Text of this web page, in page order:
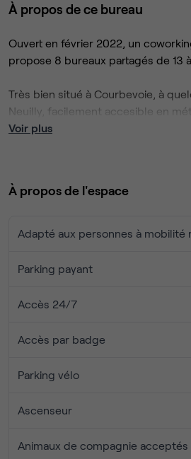
À propos de ce bureau
Ouvert en février 2022, un
propose 8 bureaux partagés de 13
Très bien situé à Courbevoie, à
Neuilly, facilement accesible en
Esplanade de la défense et en
personnes, deux cabines de
cuisine, salle de detente, terrasse
option.
Voir plus
À propos de l'espace
Adapté aux personnes à mobilité
Parking payant
Accès 24/7
Accès par badge
Parking vélo
Ascenseur
Animaux de compagnie acceptés